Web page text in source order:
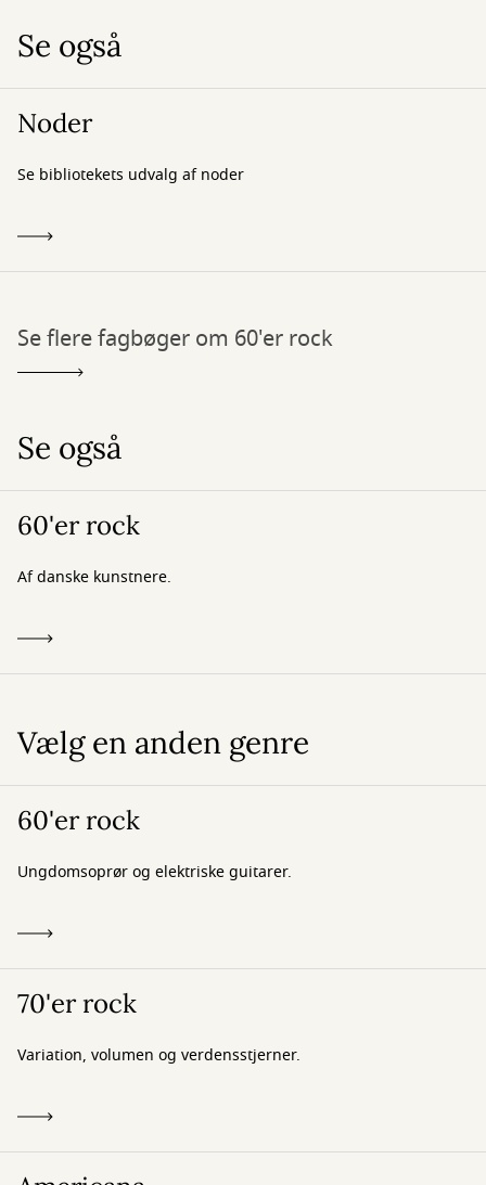
Se også
Noder
Se bibliotekets udvalg af noder
Se flere fagbøger om 60'er rock
Se også
60'er rock
Af danske kunstnere.
Vælg en anden genre
60'er rock
Ungdomsoprør og elektriske guitarer.
70'er rock
Variation, volumen og verdensstjerner.